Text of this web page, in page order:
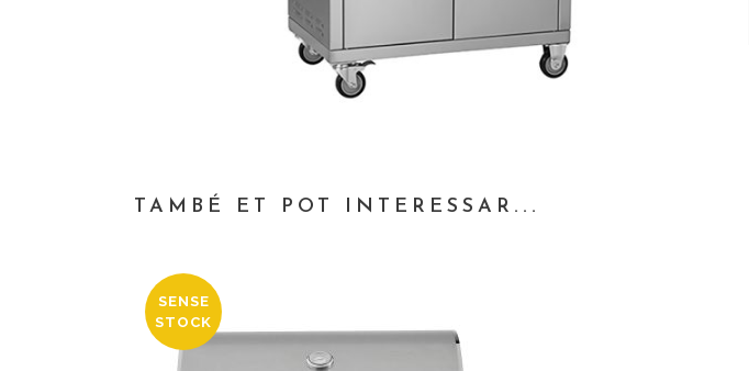
TAMBÉ ET POT INTERESSAR...
SENSE
STOCK